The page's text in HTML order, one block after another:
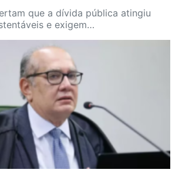
que a dívida pública atingiu
e exigem…